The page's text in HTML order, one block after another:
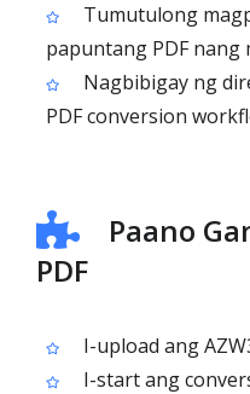
Tumutulong
papuntang PDF nang
Nagbibigay ng
PDF conversion
Paano
PDF
I-upload ang
I-start ang